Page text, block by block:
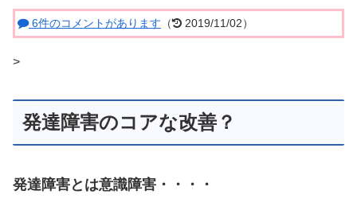
6件のコメントがあります （ 2019/11/02）
>
発達障害のコアな改善？
発達障害とは意識障害・・・・